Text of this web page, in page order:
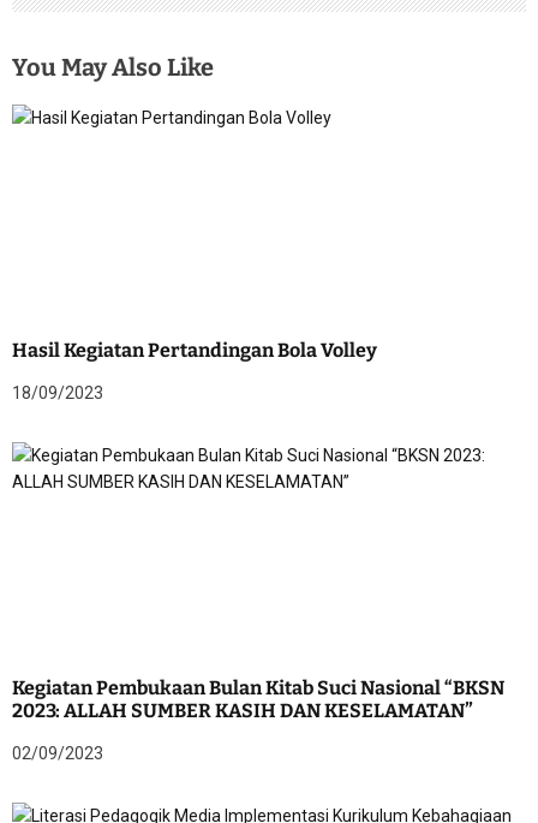
You May Also Like
Hasil Kegiatan Pertandingan Bola Volley
18/09/2023
Kegiatan Pembukaan Bulan Kitab Suci Nasional “BKSN
2023: ALLAH SUMBER KASIH DAN KESELAMATAN”
02/09/2023